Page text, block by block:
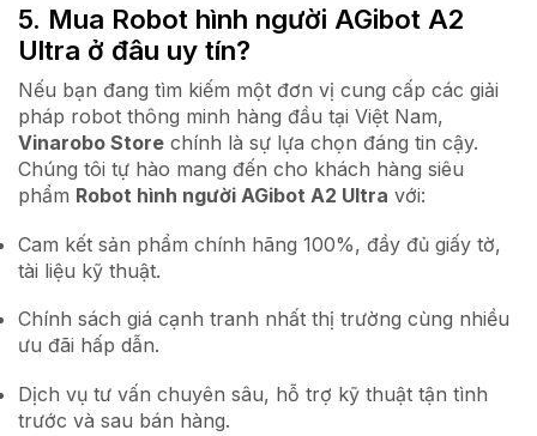
5. Mua Robot hình người AGibot A2
Ultra ở đâu uy tín?
Nếu bạn đang tìm kiếm một đơn vị cung cấp các giải
pháp robot thông minh hàng đầu tại Việt Nam,
Vinarobo Store chính là sự lựa chọn đáng tin cậy.
Chúng tôi tự hào mang đến cho khách hàng siêu
phẩm Robot hình người AGibot A2 Ultra với:
Cam kết sản phẩm chính hãng 100%, đầy đủ giấy tờ,
tài liệu kỹ thuật.
Chính sách giá cạnh tranh nhất thị trường cùng nhiều
ưu đãi hấp dẫn.
Dịch vụ tư vấn chuyên sâu, hỗ trợ kỹ thuật tận tình
trước và sau bán hàng.